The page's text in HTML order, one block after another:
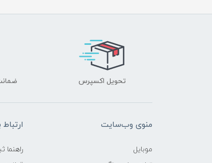
تحویل اکسپرس
منوی وب‌سایت
موبایل
ارتباط